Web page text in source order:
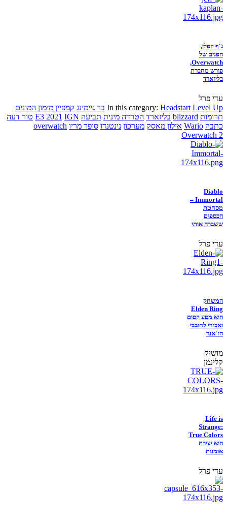
ג'ף קפלן,
הפנים של
Overwatch,
פורש מחברת
בליזארד
עדי פרל
In this category: Headstart Level Up בר גיימינג קמפיין מימון המונים
תרומות blizzard בליזארד הטרדה מינית תביעה E3 2021 IGN
טור דעה
כתבה Wario אילון מאסק מערכון נינטנדו סופר מריו overwatch
Overwatch 2
Diablo
Immortal –
מסחטת
הכספים
ששברה אותי
עדי פרל
המשחק
Elden Ring
הוא מסע קסום
ואכזרי לחובבי
הז'אנר
מושיק
קלינמן
Life is
Strange:
True Colors
הוא יצירת
אומנות
עדי פרל